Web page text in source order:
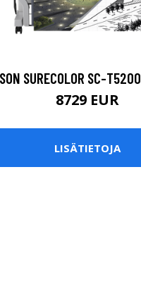
SURECOLOR SC-
8729 EUR
LISÄTIETOJA